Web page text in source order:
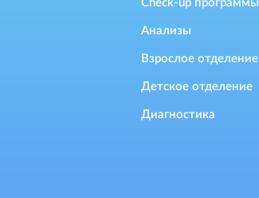
Check-up программы
Анализы
Взрослое отделение
Детское отделение
Диагностика